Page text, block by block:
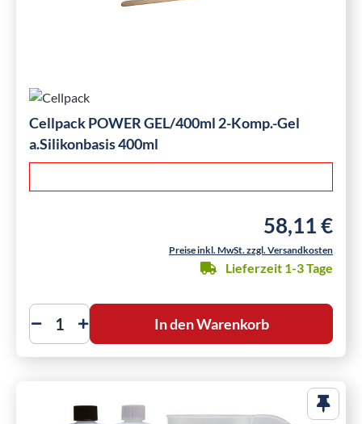
Cellpack POWER GEL/400ml 2-Komp.-Gel
a.Silikonbasis 400ml
Regulärer
58,11 €
Preise inkl. MwSt. zzgl. Versandkosten
Lieferzeit 1-3 Tage
In den Warenkorb